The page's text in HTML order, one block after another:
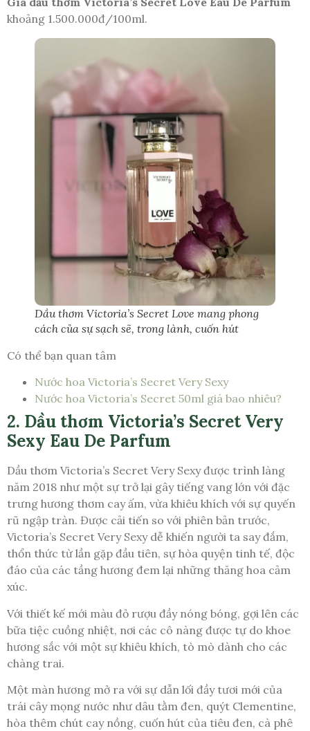
khoảng 1.500.000đ/100ml.
Dầu thơm Victoria’s Secret Love mang phong
cách của sự sạch sẽ, trong lành, cuốn hút
Có thể bạn quan tâm
Nước hoa Victoria’s Secret Very Sexy
Nước hoa Victoria’s Secret 50ml giá bao nhiêu?
2. Dầu thơm Victoria’s Secret Very
Sexy Eau De Parfum
Dầu thơm Victoria’s Secret Very Sexy được trình làng
năm 2018 như một sự trở lại gây tiếng vang lớn với đặc
trưng hương thơm cay ấm, vừa khiêu khích với sự quyến
rũ ngập tràn. Được cải tiến so với phiên bản trước,
Victoria’s Secret Very Sexy dễ khiến người ta say đắm,
thổn thức từ lần gặp đầu tiên, sự hòa quyện tinh tế, độc
đáo của các tầng hương đem lại những thăng hoa cảm
xúc.
Với thiết kế mới màu đỏ rượu đầy nóng bóng, gợi lên các
bữa tiệc cuồng nhiệt, nơi các cô nàng được tự do khoe
hương sắc với một sự khiêu khích, tò mò dành cho các
chàng trai.
Một màn hương mở ra với sự dẫn lối đầy tươi mới của
trái cây mọng nước như dâu tằm đen, quýt Clementine,
hòa thêm chút cay nồng, cuốn hút của tiêu đen, cà phê